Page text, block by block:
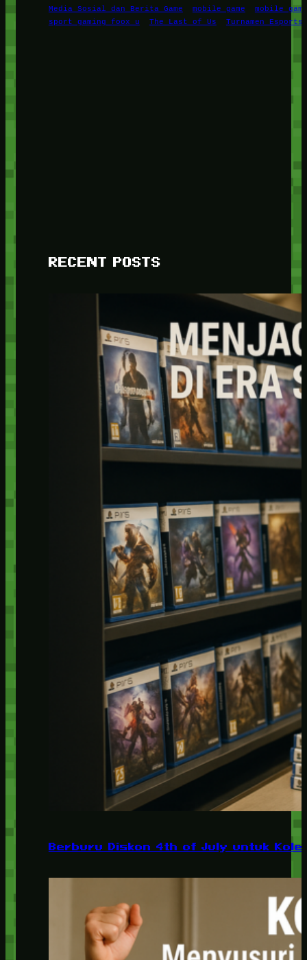
Media Sosial dan Berita Game
mobile game
mobile
sport gaming foox u
The Last of Us Turnamen Esports
RECENT POSTS
Berburu Diskon 4th of July untuk